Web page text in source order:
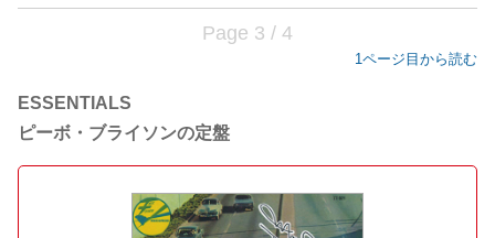
Page 3 / 4
1ページ目から読む
ESSENTIALS
ピーボ・ブライソンの定盤